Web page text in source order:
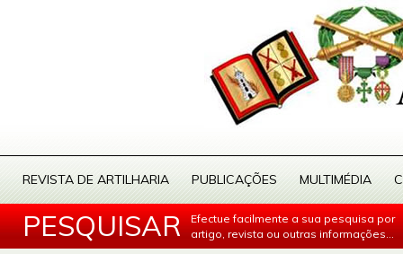
REVISTA DE ARTILHARIA PUBLICAÇÕES MULTIMÉDIA
PESQUISAR
Efectue facilmente a sua pesquisa por
artigo, revista ou outras informações...